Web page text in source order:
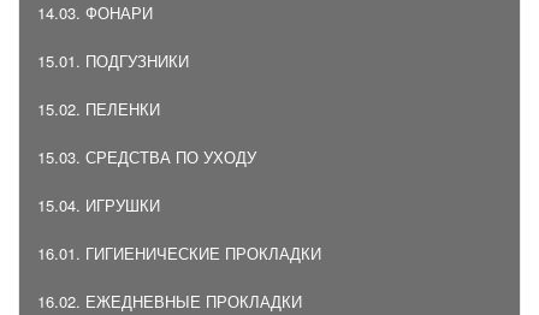
14.03. ФОНАРИ
15.01. ПОДГУЗНИКИ
15.02. ПЕЛЕНКИ
15.03. СРЕДСТВА ПО УХОДУ
15.04. ИГРУШКИ
16.01. ГИГИЕНИЧЕСКИЕ ПРОКЛАДКИ
16.02. ЕЖЕДНЕВНЫЕ ПРОКЛАДКИ